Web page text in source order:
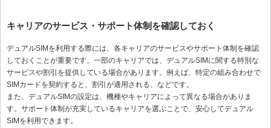
キャリアのサービス・サポート体制を確認しておく
デュアルSIMを利用する際には、各キャリアのサービスやサポート体制を確認
しておくことが重要です。一部のキャリアでは、デュアルSIMに関する特別な
サービスや割引を提供している場合があります。例えば、特定の組み合わせで
SIMカードを契約すると、割引が適用される、などです。
また、デュアルSIMの設定は、機種やキャリアによって異なる場合がありま
す。サポート体制が充実しているキャリアを選ぶことで、安心してデュアル
SIMを利用できます。